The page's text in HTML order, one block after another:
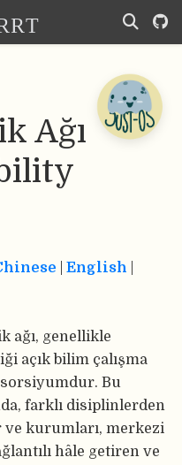
Ağı
English
ağı, genellikle
açık bilim çalışma
Bu
farklı disiplinlerden
ve kurumları, merkezi
hâle getiren ve